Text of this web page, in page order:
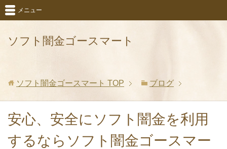
ソフト闇金ゴースマート
メニュー
ソフト闇金ゴースマート TOP ブログ
安心、安全にソフト闇金を利用
するならソフト闇金ゴースマー